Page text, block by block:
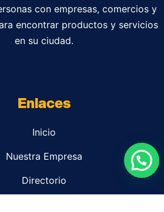
con empresas, comercios y
encontrar productos y servicios
en su ciudad.
Enlaces
Inicio
Nuestra Empresa
Directorio